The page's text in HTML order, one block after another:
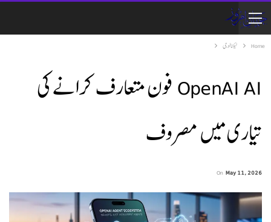
Home ٹیکنالوجی
OpenAI AI فون متعارف کرانے کی
تیاری میں مصروف
On May 11, 2026